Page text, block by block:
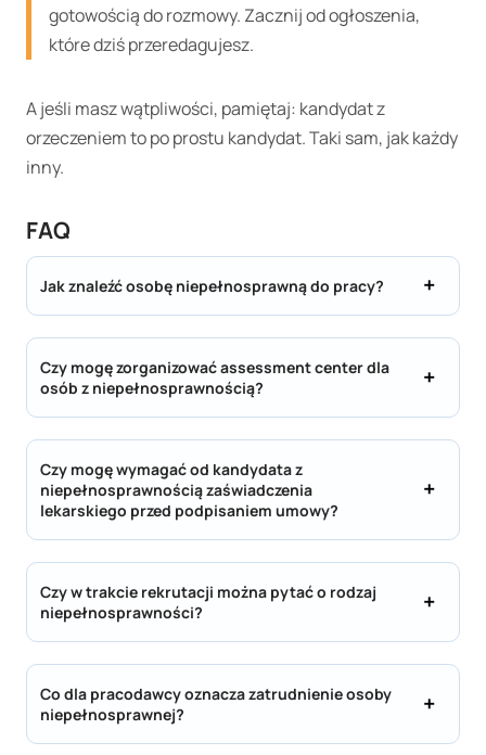
gotowością do rozmowy. Zacznij od ogłoszenia,
które dziś przeredagujesz.
A jeśli masz wątpliwości, pamiętaj: kandydat z
orzeczeniem to po prostu kandydat. Taki sam, jak każdy
inny.
FAQ
Jak znaleźć osobę niepełnosprawną do pracy?
Czy mogę zorganizować assessment center dla
osób z niepełnosprawnością?
Czy mogę wymagać od kandydata z
niepełnosprawnością zaświadczenia
lekarskiego przed podpisaniem umowy?
Czy w trakcie rekrutacji można pytać o rodzaj
niepełnosprawności?
Co dla pracodawcy oznacza zatrudnienie osoby
niepełnosprawnej?